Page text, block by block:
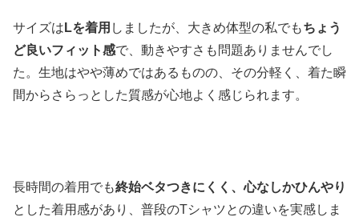
サイズは Lを着用 しましたが、大きめ体型の私でもちょう
ど良いフィット感で、動きやすさも問題ありませんでし
た。生地はやや薄めではあるものの、その分軽く、着た瞬
間からさらっとした質感が心地よく感じられます。
長時間の着用でも終始ベタつきにくく、心なしかひんやり
とした着用感があり、普段のTシャツとの違いを実感しま